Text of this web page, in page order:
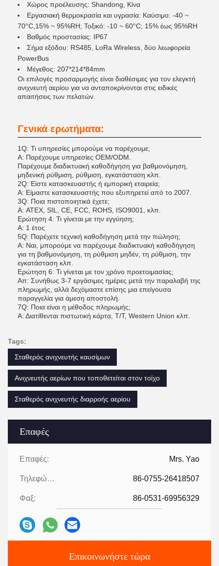
Επαφές
Επαφές: Mrs. Yao
Τηλεφώνημα: 86-0755-26418507
Φαξ: 86-0531-69956329
Επικοινωνήστε τώρα
Χώρος προέλευσης: Shandong, Κίνα
Εργασιακή θερμοκρασία και υγρασία: Καύσιμο: -40 ~
70°C,15% ~ 95%RH; Τοξικό: -10 ~ 60°C; 15% έως 95%RH
Βαθμός προστασίας: IP67
Σήμα εξόδου: RS485, LoRa Wireless, δύο λεωφορεία
PowerBus
Μέγεθος: 207*214*84mm
Οι επιλογές προσαρμογής είναι διαθέσιμες για τον ελεγκτή
ανιχνευτή αερίου για να ανταποκρίνονται στις ειδικές
απαιτήσεις των πελατών.
Γενικά ερωτήματα:
1Q: Τι υπηρεσίες μπορούμε να παρέχουμε;
Α: Παρέχουμε υπηρεσίες OEM/ODM.
Παρέχουμε διαδικτυακή καθοδήγηση για βαθμονόμηση,
μηδενική ρύθμιση, ρύθμιση, εγκατάσταση κλπ.
2Q: Είστε κατασκευαστής ή εμπορική εταιρεία;
Α: Είμαστε κατασκευαστής που εξυπηρετεί από το 2007.
3Q: Ποια πιστοποιητικά έχετε;
Α: ATEX, SIL, CE, FCC, ROHS, ISO9001, κλπ.
Ερώτηση 4: Τι γίνεται με την εγγύηση;
Α: 1 έτος
5Q: Παρέχετε τεχνική καθοδήγηση μετά την πώληση;
Α: Ναι, μπορούμε να παρέχουμε διαδικτυακή καθοδήγηση
για τη βαθμονόμηση, τη ρύθμιση μηδέν, τη ρύθμιση, την
εγκατάσταση κλπ.
Ερώτηση 6: Τι γίνεται με τον χρόνο προετοιμασίας;
Απ: Συνήθως 3-7 εργάσιμες ημέρες μετά την παραλαβή της
πληρωμής, αλλά δεχόμαστε επίσης μια επείγουσα
παραγγελία για άμεση αποστολή.
7Q: Ποια είναι η μέθοδος πληρωμής;
Α: Διατίθενται πιστωτική κάρτα, T/T, Western Union κλπ.
Tags:
Σταθερός ανιχνευτής καυσίμων
Ανιχνευτής αερίων που τοποθετείται στον τοίχο
Σταθερός ανιχνευτής διαρροής αερίου